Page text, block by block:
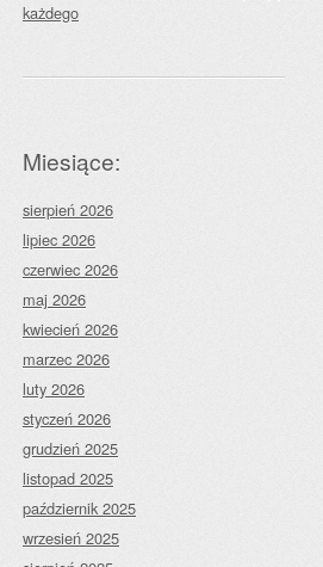
każdego
Miesiące:
sierpień 2026
lipiec 2026
czerwiec 2026
maj 2026
kwiecień 2026
marzec 2026
luty 2026
styczeń 2026
grudzień 2025
listopad 2025
październik 2025
wrzesień 2025